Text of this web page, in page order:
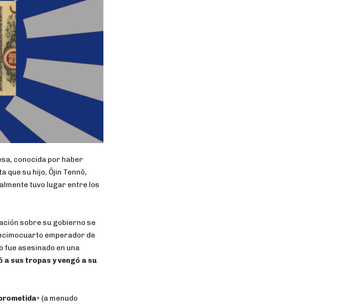
conocida por haber
que su hijo, Ōjin Tennō,
tuvo lugar entre los
sobre su gobierno se
emperador de
fue asesinado en una
a sus tropas y vengó a su
(a menudo